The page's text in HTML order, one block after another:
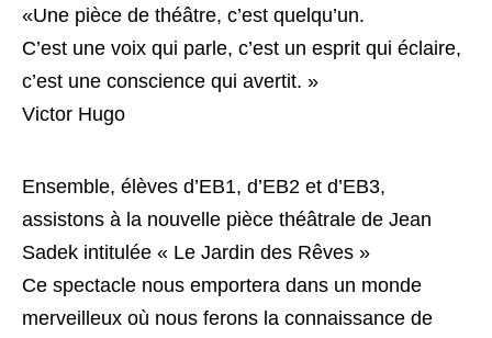
«Une pièce de théâtre, c’est quelqu’un.
C’est une voix qui parle, c’est un esprit qui éclaire,
c’est une conscience qui avertit. »
Victor Hugo
Ensemble, élèves d’EB1, d’EB2 et d’EB3,
assistons à la nouvelle pièce théâtrale de Jean
Sadek intitulée « Le Jardin des Rêves »
Ce spectacle nous emportera dans un monde
merveilleux où nous ferons la connaissance de